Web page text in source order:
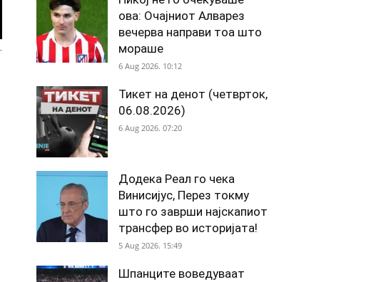
ова: Очајниот Алварез
вечерва направи тоа што
мораше
6 Aug 2026. 10:12
Тикет на денот (четврток,
06.08.2026)
6 Aug 2026. 07:20
Додека Реал го чека
Винисијус, Перез токму
што го заврши најскапиот
трансфер во историјата!
5 Aug 2026. 15:49
Шпанците воведуваат